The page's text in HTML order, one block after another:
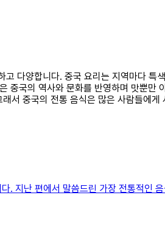
다양합니다. 중국 요리는 지역마다
중국의 역사와 문화를 반영하며 맛뿐
서 중국의 전통 음식은 많은 사람들에게
지난 편에서 말씀드린 가장 전통적인